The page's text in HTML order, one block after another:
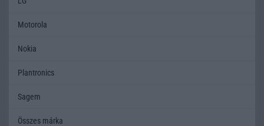
Motorola
Nokia
Plantronics
Sagem
Összes márka